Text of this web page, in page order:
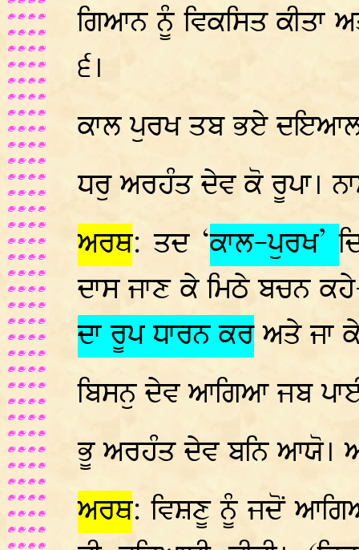
ਗਿਆਨ ਨੂੰ ਵਿਕਸਿਤ ਕੀਤਾ
੬।
ਕਾਲ ਪੁਰਖ ਤਬ ਭਏ
ਧਰੁ ਅਰਹੰਤ ਦੇਵ ਕੋ ਰੂਪਾ।
ਅਰਥ: ਤਦ ‘ਕਾਲ-ਪੁਰਖ’
ਦਾਸ ਜਾਣ ਕੇ ਮਿਠੇ ਬਚਨ
ਦਾ ਰੂਪ ਧਾਰਨ ਕਰਅਤੇ ਜਾ ਕੇ
ਬਿਸਨੁ ਦੇਵ ਆਗਿਆ ਜਬ
ਭੂ ਅਰਹੰਤ ਦੇਵ ਬਨਿ ਆਯੋ।
ਅਰਥ: ਵਿਸ਼ਣੂ ਨੂੰ ਜਦੋਂ